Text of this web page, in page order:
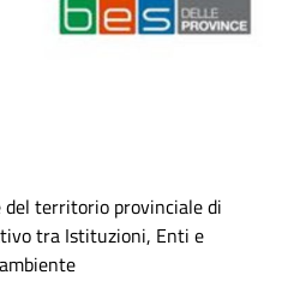
del territorio provinciale di
tra Istituzioni, Enti e